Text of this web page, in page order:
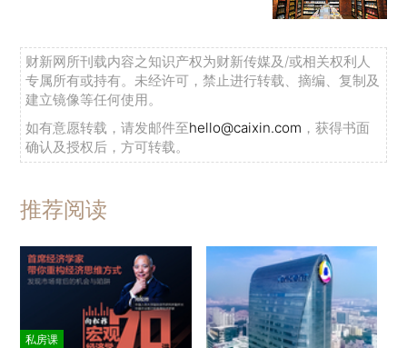
财新网所刊载内容之知识产权为财新传媒及/或相关权利人
专属所有或持有。未经许可，禁止进行转载、摘编、复制及
建立镜像等任何使用。
如有意愿转载，请发邮件至hello@caixin.com ，获得书面
确认及授权后，方可转载。
推荐阅读
私房课